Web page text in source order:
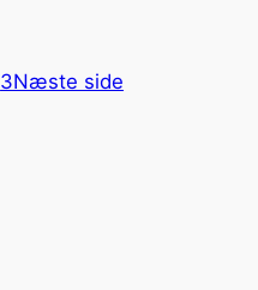
3Næste side